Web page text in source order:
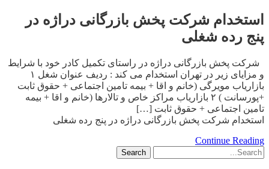
استخدام شرکت پخش بازرگانی دراژه در
پنج رده شغلی
شرکت پخش بازرگانی دراژه در راستای تکمیل کادر خود با شرایط
و مزایای زیر در تهران استخدام می کند : ردیف عنوان شغل ۱
بازاریاب مویرگی (خانم و اقا + بیمه تامین اجتماعی + حقوق ثابت
+پورسانت ) ۲ بازاریاب مراکز خاص و تالارها (خانم و اقا + بیمه
تامین اجتماعی + حقوق ثابت […]
استخدام شرکت پخش بازرگانی دراژه در پنج رده شغلی
Continue Reading